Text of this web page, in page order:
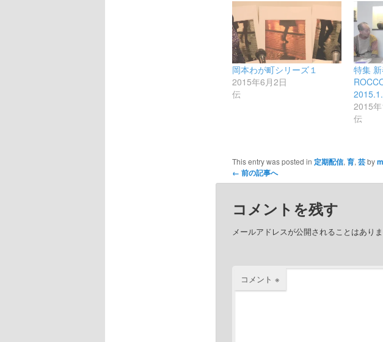
岡本わが町シリーズ１
2015年6月2日
伝
特集
2015
伝
This entry was posted in 定期配信,育,芸by
← 前の記事へ
コメントを残す
メールアドレスが公開されることはありま
コメント ※